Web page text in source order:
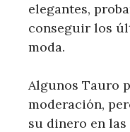
elegantes,
conseguir los
moda.
Algunos Tauro
moderación,
su dinero en